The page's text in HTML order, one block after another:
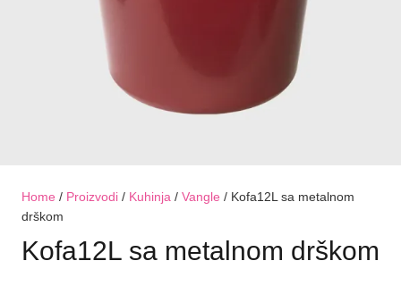
Home / Proizvodi / Kuhinja / Vangle / Kofa12L sa metalnom
drškom
Kofa12L sa metalnom drškom